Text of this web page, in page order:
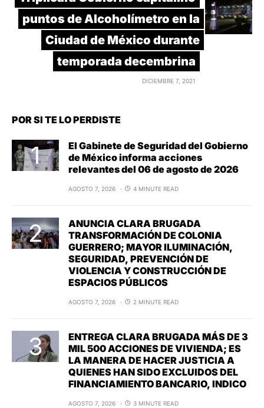
puntos de Alcoholímetro en la
Ciudad de México durante
temporada decembrina
DICIEMBRE 7, 2021
POR SI TE LO PERDISTE
El Gabinete de Seguridad del Gobierno
de México informa acciones
relevantes del 06 de agosto de 2026
AGOSTO 7, 2026 4 MINUTE READ
ANUNCIA CLARA BRUGADA
TRANSFORMACIÓN DE COLONIA
GUERRERO; MAYOR ILUMINACIÓN,
SEGURIDAD, PREVENCIÓN DE
VIOLENCIA Y CONSTRUCCIÓN DE
ESPACIOS PÚBLICOS
AGOSTO 7, 2026 2 MINUTE READ
ENTREGA CLARA BRUGADA MÁS DE 3
MIL 500 ACCIONES DE VIVIENDA; ES
LA MANERA DE HACER JUSTICIA A
QUIENES HAN SIDO EXCLUIDOS DEL
FINANCIAMIENTO BANCARIO, INDICO
AGOSTO 7, 2026 3 MINUTE READ